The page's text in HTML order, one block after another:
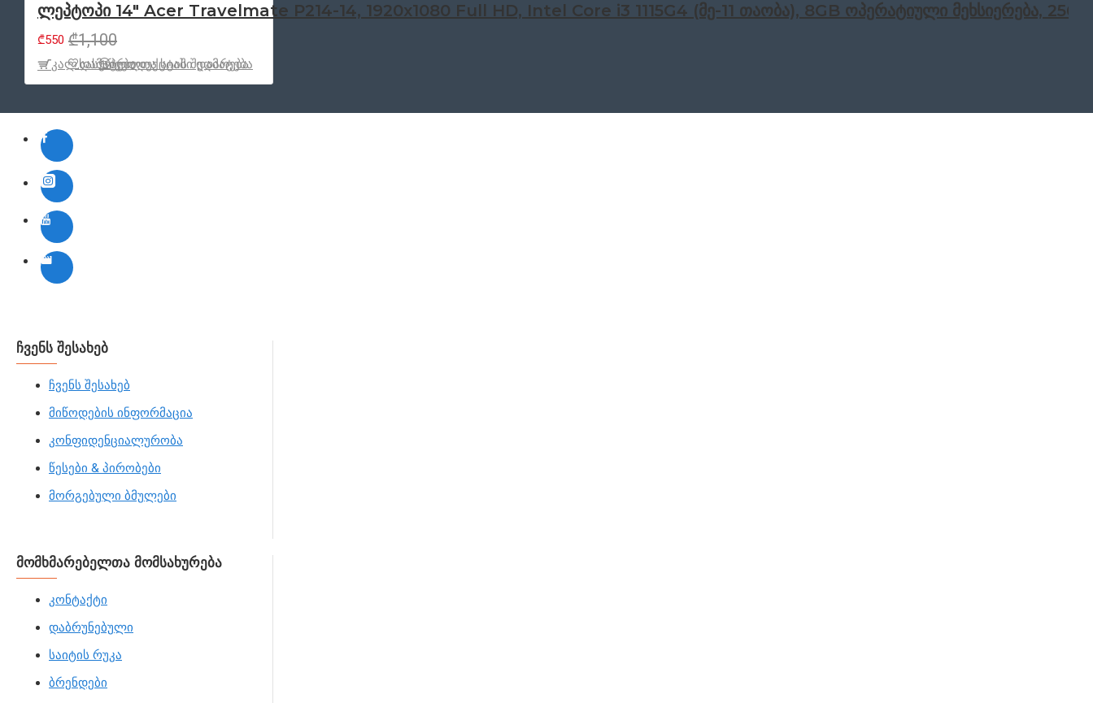
ლეპტოპი 14" Acer Travelmate P214-14, 1920x1080 Full HD, Intel Core i3 1115G4 (მე-11 თაობა), 8GB ოპერატიული მეხსიერება,
₾550 ₾1,100
კალ.დამატება
სასურველთა სიაში დამატება
პროდუქცტის შედარება
ჩვენს შესახებ
ჩვენს შესახებ
მიწოდების ინფორმაცია
კონფიდენციალურობა
წესები & პირობები
მორგებული ბმულები
მომხმარებელთა მომსახურება
კონტაქტი
დაბრუნებული
საიტის რუკა
ბრენდები